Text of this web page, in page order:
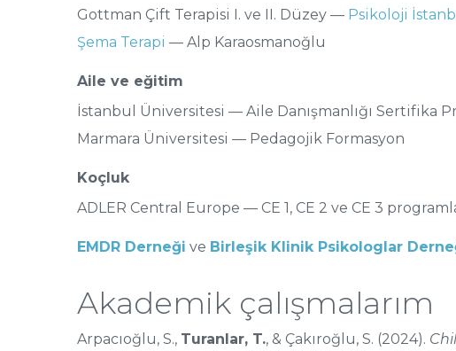
Gottman Çift Terapisi I. ve II. Düzey — Psikoloji
Şema Terapi — Alp Karaosmanoğlu
Aile ve eğitim
İstanbul Üniversitesi — Aile Danışmanlığı Sertifika
Marmara Üniversitesi — Pedagojik Formasyon
Koçluk
ADLER Central Europe — CE 1, CE 2 ve CE 3
EMDR Derneği ve Birleşik Klinik Psikologlar
Akademik çalışmalarım
Arpacıoğlu, S., Turanlar, T., & Çakıroğlu, S. (2024).